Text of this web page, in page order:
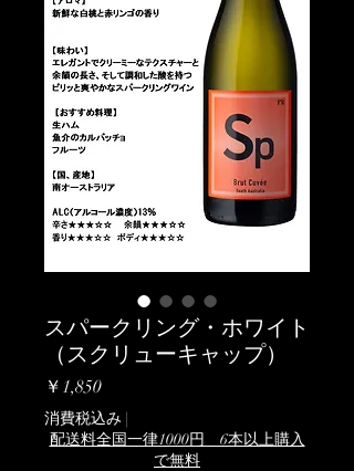
スパークリング・ホワイト
（スクリューキャップ）
￥1,850価
格
消費税込み |
配送料全国一律1000円 6本以上購入
で無料